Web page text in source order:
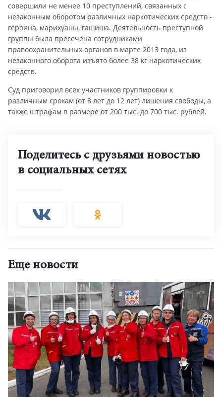
совершили не менее 10 преступлений, связанных с
незаконным оборотом различных наркотических средств -
героина, марихуаны, гашиша. Деятельность преступной
группы была пресечена сотрудниками
правоохранительных органов в марте 2013 года, из
незаконного оборота изъято более 38 кг наркотических
средств.
Суд приговорил всех участников группировки к
различным срокам (от 8 лет до 12 лет) лишения свободы, а
также штрафам в размере от 200 тыс. до 700 тыс. рублей.
Поделитесь с друзьями новостью
в социальных сетях
Еще новости